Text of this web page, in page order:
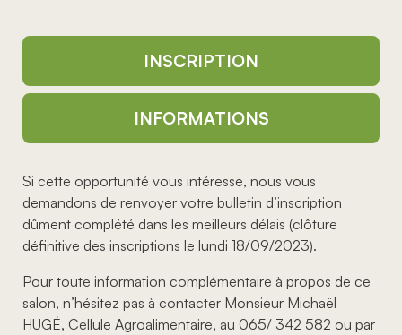
INSCRIPTION
INFORMATIONS
Si cette opportunité vous intéresse, nous vous
demandons de renvoyer votre bulletin d’inscription
dûment complété dans les meilleurs délais (clôture
définitive des inscriptions le lundi 18/09/2023).
Pour toute information complémentaire à propos de ce
salon, n’hésitez pas à contacter Monsieur Michaël
HUGÉ, Cellule Agroalimentaire, au 065/ 342 582 ou par